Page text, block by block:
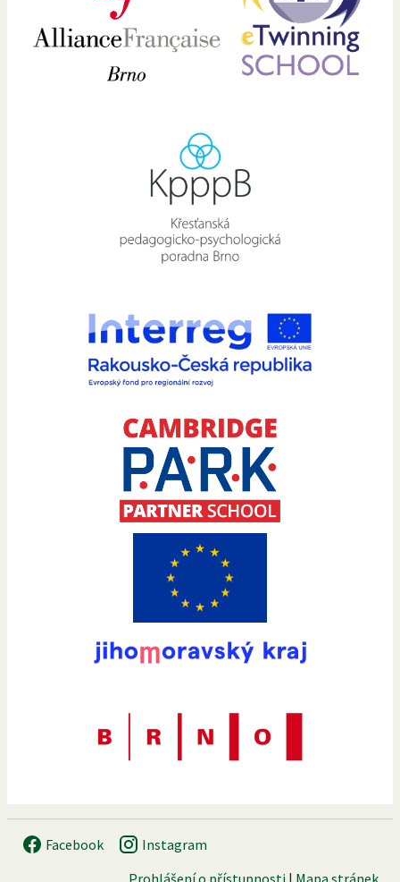
Facebook
Instagram
Prohlášení o přístupnosti | Mapa stránek